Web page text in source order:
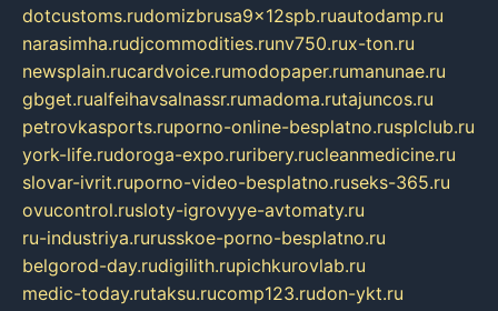
dotcustoms.rudomizbrusa9x12spb.ruautodamp.ru
narasimha.rudjcommodities.runv750.rux-ton.ru
newsplain.rucardvoice.rumodopaper.rumanunae.ru
gbget.rualfeihavsalnassr.rumadoma.rutajuncos.ru
petrovkasports.ruporno-online-besplatno.rusplclub.ru
york-life.rudoroga-expo.ruribery.rucleanmedicine.ru
slovar-ivrit.ruporno-video-besplatno.ruseks-365.ru
ovucontrol.rusloty-igrovyye-avtomaty.ru
ru-industriya.rurusskoe-porno-besplatno.ru
belgorod-day.rudigilith.rupichkurovlab.ru
medic-today.rutaksu.rucomp123.rudon-ykt.ru